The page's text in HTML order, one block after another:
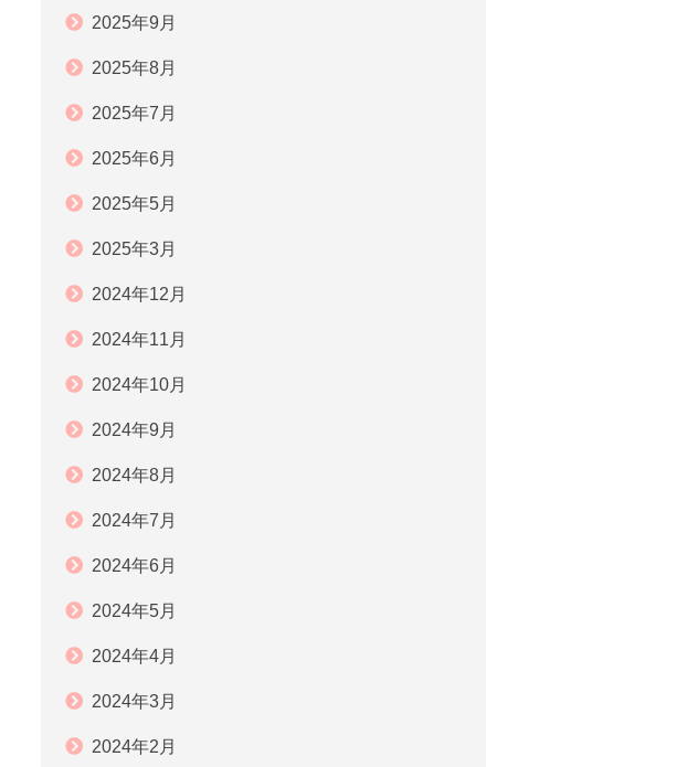
2025年9月
2025年8月
2025年7月
2025年6月
2025年5月
2025年3月
2024年12月
2024年11月
2024年10月
2024年9月
2024年8月
2024年7月
2024年6月
2024年5月
2024年4月
2024年3月
2024年2月